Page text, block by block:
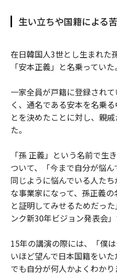
生い立ちや国籍による
在日韓国人3世とし生まれた
「安本正義」と名乗っていた。
一家全員が戸籍に登録され
く、通名である安本を名乗
とを決めたことに対し、親
た。
「孫 正義」という名前で生
ついて、「今まで自分が悩
同じように悩んでいる人た
な事業家になって、孫正義
と証明してみせるためだっ
ンク新30年ビジョン発表会」
15年の講演の際には、「僕
いほど望んで日本国籍をい
でも自分が何人かよくわかり